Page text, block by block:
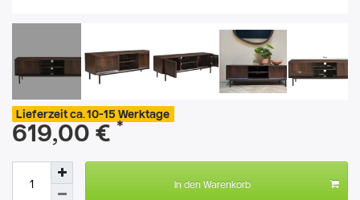
Lieferzeit ca. 10-15 Werktage
619,00 € *
In den Warenkorb